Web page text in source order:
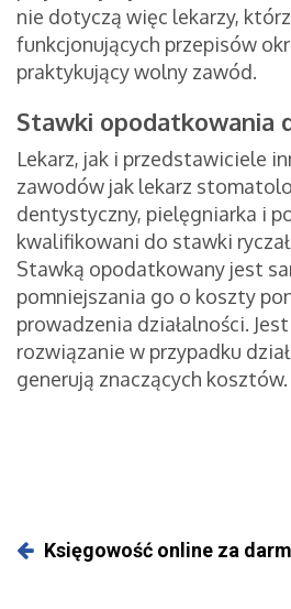
nie dotyczą więc lekarzy,
funkcjonujących przepisów
praktykujący wolny zawód.
Stawki opodatkowania
Lekarz, jak i przedstawiciele
zawodów jak lekarz
dentystyczny, pielęgniarka i
kwalifikowani do stawki
Stawką opodatkowany jest
pomniejszania go o koszty
prowadzenia działalności.
rozwiązanie w przypadku
generują znaczących kosztów.
Księgowość online za